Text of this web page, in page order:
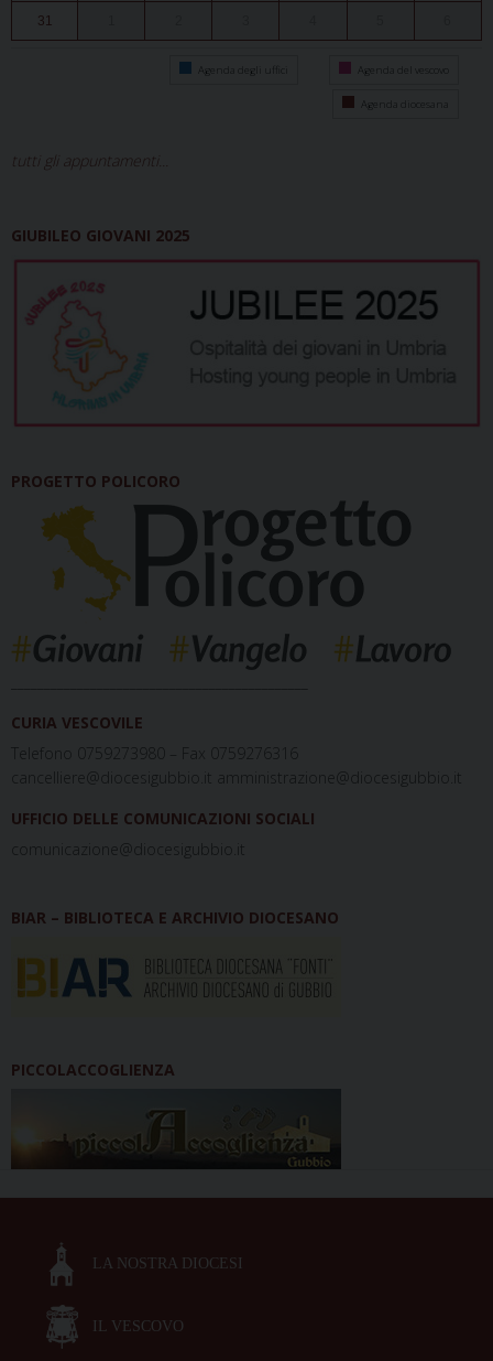
31
Agenda degli uffici Agenda del vescovo
Agenda diocesana
tutti gli appuntamenti...
GIUBILEO GIOVANI 2025
PROGETTO POLICORO
CURIA VESCOVILE
Telefono 0759273980 – Fax 0759276316
cancelliere@diocesigubbio.it amministrazione@diocesigubbio.it
UFFICIO DELLE COMUNICAZIONI SOCIALI
comunicazione@diocesigubbio.it
BIAR – BIBLIOTECA E ARCHIVIO DIOCESANO
PICCOLACCOGLIENZA
LA NOSTRA DIOCESI
IL VESCOVO